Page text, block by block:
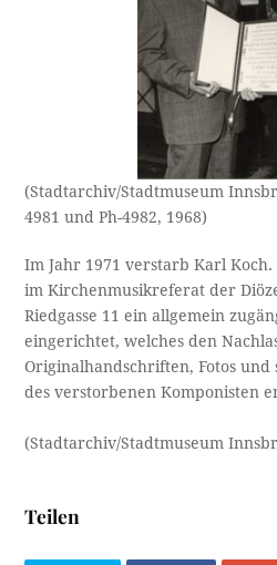
(Stadtarchiv/Stadtmuseum
4981 und Ph-4982, 1968)
Im Jahr 1971 verstarb Karl
im Kirchenmusikreferat der
Riedgasse 11 ein allgemein
eingerichtet, welches den
Originalhandschriften, Fotos und
des verstorbenen Komponisten
(Stadtarchiv/Stadtmuseum
Teilen